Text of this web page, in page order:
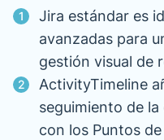
Jira estándar es
avanzadas para
gestión visual de
ActivityTimeline
seguimiento de
con los Puntos